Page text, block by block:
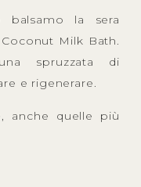
balsamo la sera
Milk Bath.
spruzzata di
e rigenerare.
anche quelle più